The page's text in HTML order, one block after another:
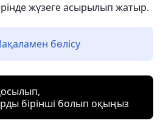
жүзеге асырылып жатыр.
бөлісу
бірінші болып оқыңыз